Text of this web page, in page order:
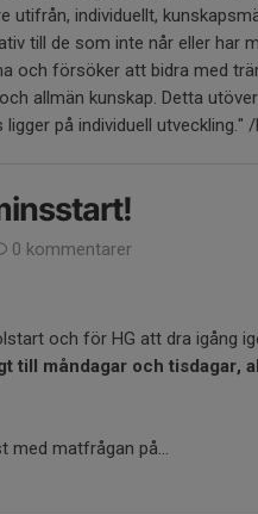
utifrån, individuellt,
till de som inte når eller har
och försöker att bidra med
allmän kunskap. Detta
på individuell utveckling."
0 kommentarer
och för HG att dra igång
till måndagar och tisdagar,
med matfrågan på...